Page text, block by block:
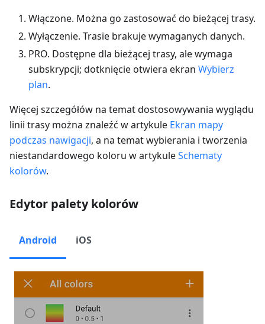
Włączone. Można go zastosować do bieżącej trasy.
Wyłączenie. Trasie brakuje wymaganych danych.
PRO. Dostępne dla bieżącej trasy, ale wymaga
subskrypcji; dotknięcie otwiera ekran Wybierz
plan.
Więcej szczegółów na temat dostosowywania wyglądu
linii trasy można znaleźć w artykule Ekran mapy
podczas nawigacji, a na temat wybierania i tworzenia
niestandardowego koloru w artykuleSchematy
kolorów.
Edytor palety kolorów
Android iOS